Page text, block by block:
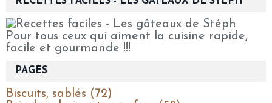
Pour tous ceux qui aiment la cuisine rapide,
facile et gourmande !!!
PAGES
Biscuits, sablés (72)